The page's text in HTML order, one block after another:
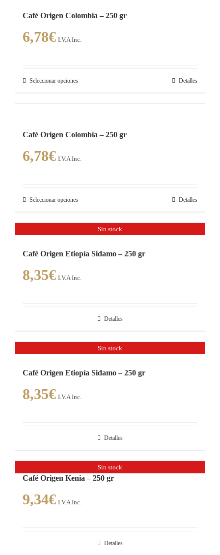
Café Origen Colombia – 250 gr
6,78€ I.V.A Inc.
Seleccionar opcionesEste
variantes.
la
producto
Detalles
Café Origen Colombia – 250 gr
6,78€ I.V.A Inc.
Seleccionar opcionesEste
variantes.
la
producto
Detalles
Sin stock
Café Origen Etiopía Sidamo – 250 gr
8,35€ I.V.A Inc.
Detalles
Sin stock
Café Origen Etiopía Sidamo – 250 gr
8,35€ I.V.A Inc.
Detalles
Sin stock
Café Origen Kenia – 250 gr
9,34€ I.V.A Inc.
Detalles